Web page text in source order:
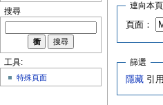
連向本
頁面：
篩選
隱藏 引
搜尋
工具:
特殊頁面